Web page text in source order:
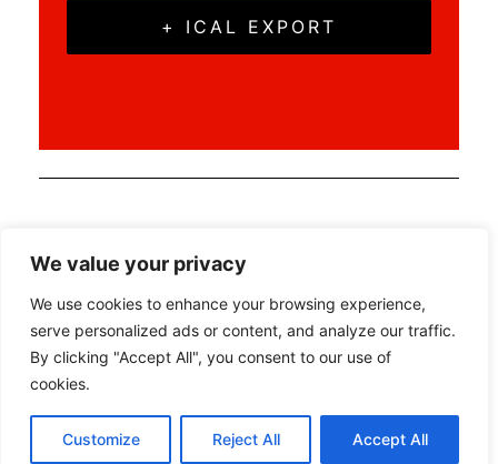
We value your privacy
We use cookies to enhance your browsing experience,
serve personalized ads or content, and analyze our traffic.
By clicking "Accept All", you consent to our use of
cookies.
Customize Reject All Accept All
+ ICAL EXPORT
Blutspende erstmals auf dem Campus
Beratung | Veranstaltungen | Networking
Alle Rechte vorbehalten